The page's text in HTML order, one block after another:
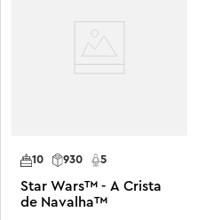
930 5
10
Star Wars™ - A Crista
de Navalha™